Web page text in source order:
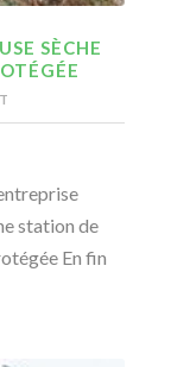
SÈCHE
station de
En fin